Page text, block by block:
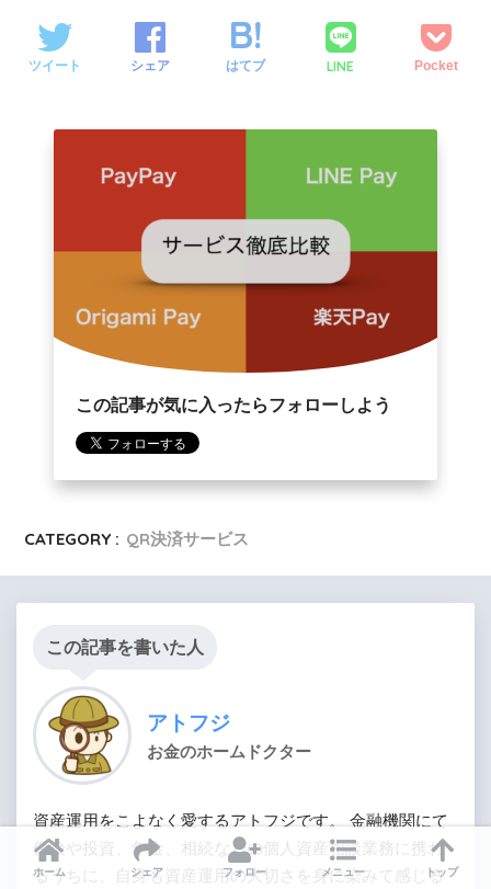
ツイート シェア はてブ LINE Pocket
この記事が気に入ったらフォローしよう
CATEGORY : QR決済サービス
この記事を書いた人
アトフジ
お金のホームドクター
資産運用をこよなく愛するアトフジです。 金融機関にて
保険や投資、年金、相続などの個人資産相談業務に携わ
るうちに、自身も資産運用の大切さを身に染みて感じる
ホーム シェア フォロー メニュー トップ